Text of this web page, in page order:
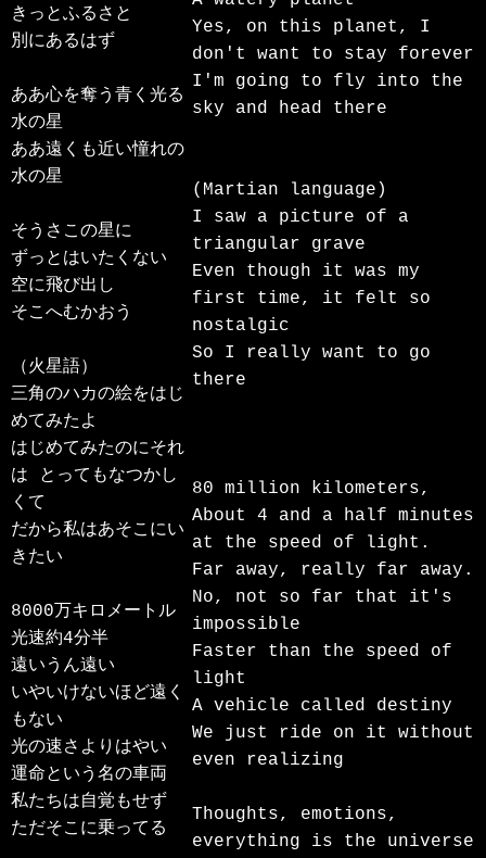
きっとふるさと
別にあるはず
ああ心を奪う青く光る
水の星
ああ遠くも近い憧れの
水の星
そうさこの星に
ずっとはいたくない
空に飛び出し
そこへむかおう
（火星語）
三角のハカの絵をはじ
めてみたよ
はじめてみたのにそれ
は とってもなつかし
くて
だから私はあそこにい
きたい
8000万キロメートル
光速約4分半
遠いうん遠い
いやいけないほど遠く
もない
光の速さよりはやい
運命という名の車両
私たちは自覚もせず
ただそこに乗ってる
Yes, on this planet, I
don't want to stay forever
I'm going to fly into the
sky and head there
(Martian language)
I saw a picture of a
triangular grave
Even though it was my
first time, it felt so
nostalgic
So I really want to go
there
80 million kilometers,
About 4 and a half minutes
at the speed of light.
Far away, really far away.
No, not so far that it's
impossible
Faster than the speed of
light
A vehicle called destiny
We just ride on it without
even realizing
Thoughts, emotions,
everything is the universe